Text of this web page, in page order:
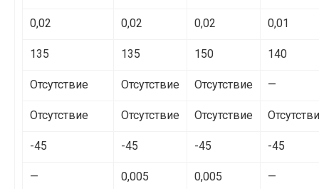
0,02 0,02 0,02 0,01
135 135 150 140
Отсутствие Отсутствие Отсутствие —
Отсутствие Отсутствие Отсутствие
-45 -45 -45 -45
— 0,005 0,005 —